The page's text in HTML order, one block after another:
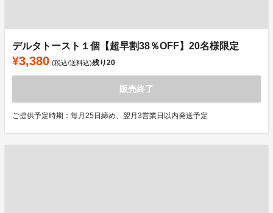
デルタトースト１個【超早割38％OFF】20名様限定
¥3,380 (税込/送料込)残り20
販売終了
ご提供予定時期：毎月25日締め、翌月3営業日以内発送予定